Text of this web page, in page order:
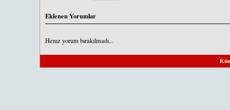
Eklenen Yorumlar
Henız yorum bırakılmadı...